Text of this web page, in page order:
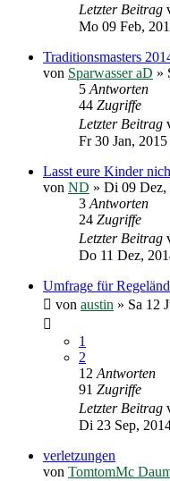
Letzter Beitrag
Mo 09 Feb,
Traditionsmasters
von Sparwasser aD »
5Antworten
44 Zugriffe
Letzter Beitrag
Fr 30 Jan,
Lasst eure Kinder
von ND » Di 09 Dez,
3Antworten
24 Zugriffe
Letzter Beitrag
Do 11 Dez,
Umfrage für
von austin » Sa 12
1
2
12Antworten
91 Zugriffe
Letzter Beitrag
Di 23 Sep,
verletzungen
von TomtomMc